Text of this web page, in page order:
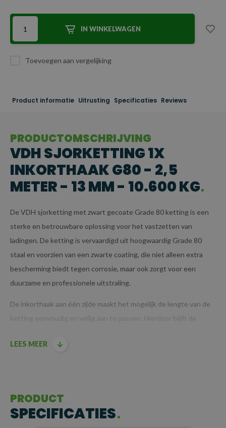
IN WINKELWAGEN
Toevoegen aan vergelijking
Product informatie Uitrusting Specificaties Reviews
PRODUCTOMSCHRIJVING
VDH SJORKETTING 1X
INKORTHAAK G80 - 2,5
METER - 13 MM - 10.600 KG
De VDH sjorketting met zwart gecoate Grade 80 ketting is een
sterke en betrouwbare oplossing voor het vastzetten van
ladingen. De ketting is vervaardigd uit hoogwaardig Grade 80
staal en voorzien van een zwarte coating, die niet alleen extra
bescherming biedt tegen corrosie, maar ook zorgt voor een
duurzame en professionele uitstraling.
De inkorthaak aan één zijde maakt het mogelijk de lengte van de
ketting eenvoudig en veilig aan te passen. Hierdoor blijft de
Voor extra veiligheid wordt de ketting op spanning gebracht met
BELANGRIJKSTE KENMERKEN
LEES MEER
PRODUCT
SPECIFICATIES